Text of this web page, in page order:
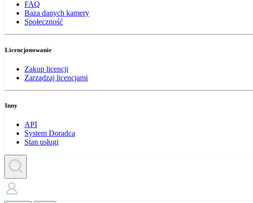
FAQ
Baza danych kamery
Społeczność
Licencjonowanie
Zakup licencji
Zarządzaj licencjami
Inny
API
System Doradca
Stan usługi